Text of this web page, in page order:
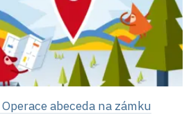
abeceda na zámku